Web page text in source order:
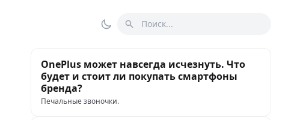
Переключить тему
Поиск
OnePlus может навсегда исчезнуть. Что
будет и стоит ли покупать смартфоны
бренда?
Печальные звоночки.